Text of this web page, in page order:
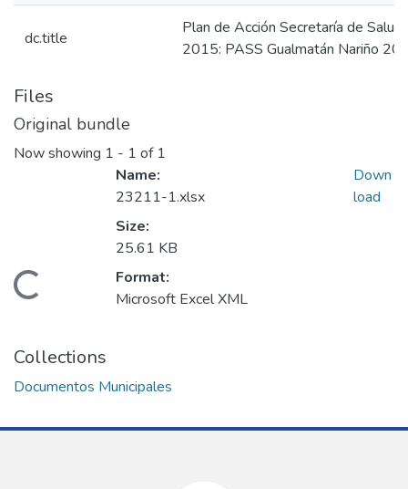
dc.title
Plan de Acción Secretaría de
2015: PASS Gualmatán Nariño
Files
Original bundle
Now showing 1 - 1 of 1
Loading...
Name:
23211-1.xlsx
Size:
25.61 KB
Format:
Microsoft Excel XML
Down
load
Collections
Documentos Municipales